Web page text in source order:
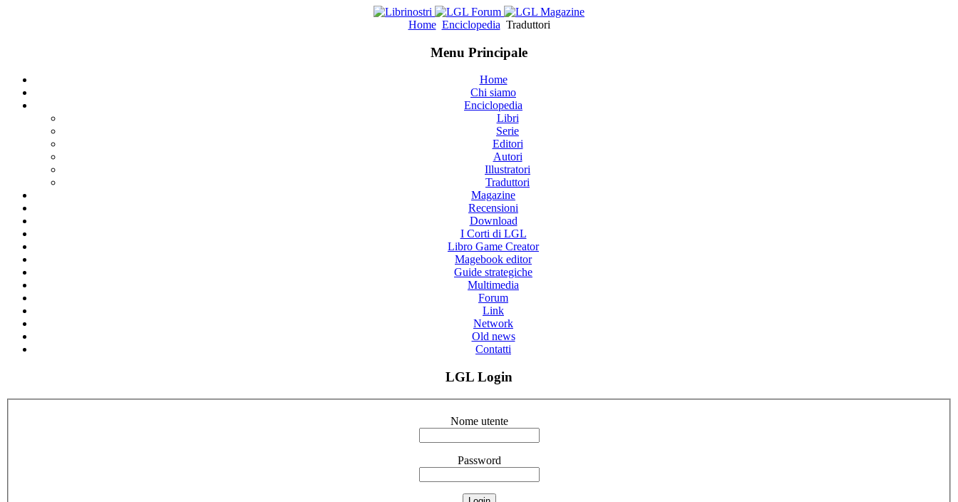
Home Enciclopedia Traduttori
Menu Principale
Home
Chi siamo
Enciclopedia
Libri
Serie
Editori
Autori
Illustratori
Traduttori
Magazine
Recensioni
Download
I Corti di LGL
Libro Game Creator
Magebook editor
Guide strategiche
Multimedia
Forum
Link
Network
Old news
Contatti
LGL Login
Nome utente
Password